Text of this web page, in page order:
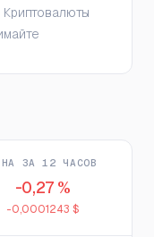
ЗА 12 ЧАСОВ
-0,27 %
-0,0001243 $